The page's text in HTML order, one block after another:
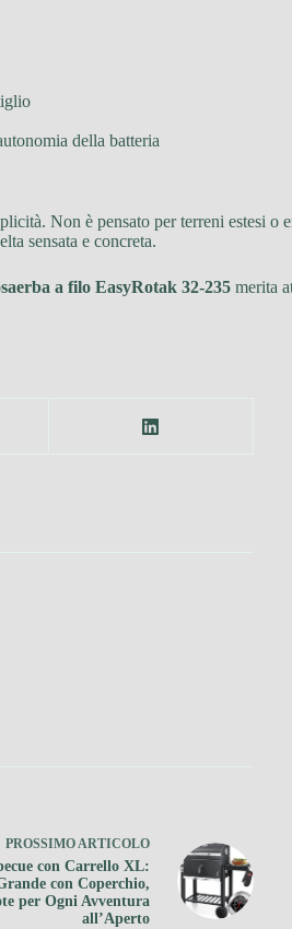
della batteria
Non è pensato per terreni estesi
sensata e concreta.
a filo EasyRotak 32-235 merita
PROSSIMOARTICOLO
con Carrello XL:
con Coperchio,
per Ogni Avventura
all’Aperto